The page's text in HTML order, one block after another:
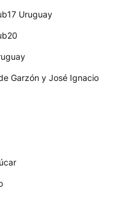
Uruguay
Garzón y José Ignacio